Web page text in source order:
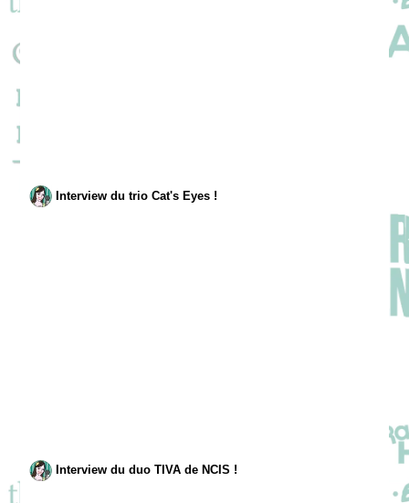
Interview du trio Cat's Eyes !
Interview du duo TIVA de NCIS !